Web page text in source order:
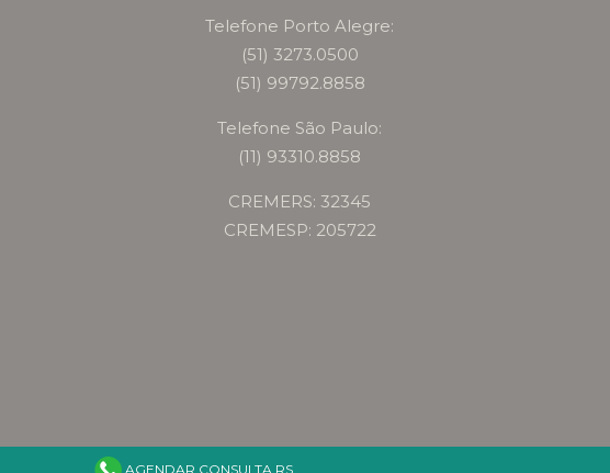
Telefone Porto Alegre:
(51) 3273.0500
(51) 99792.8858
Telefone São Paulo:
(11) 93310.8858
CREMERS: 32345
CREMESP: 205722
AGENDAR CONSULTA RS